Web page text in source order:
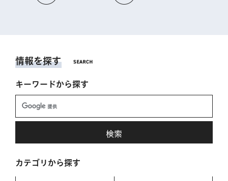
情報を探す
キーワードから探す
カテゴリから探す